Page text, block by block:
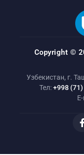
Copyright ©
Узбекистан, г.
Тел:+998